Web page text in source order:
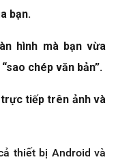
bạn.
hình mà bạn vừa
chép văn bản”.
tiếp trên ảnh và
thiết bị Android và